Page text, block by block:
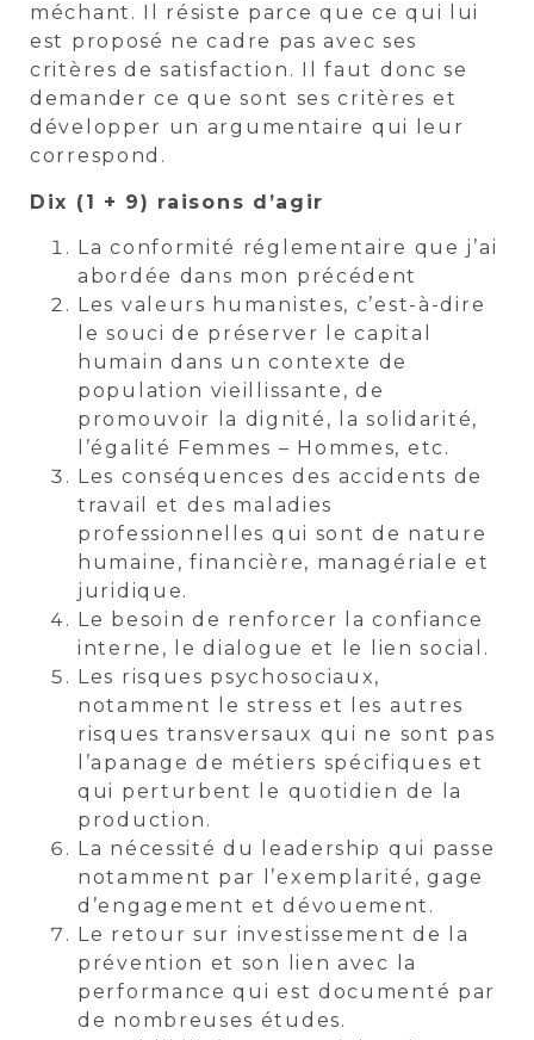
méchant. Il résiste parce que ce qui lui
est proposé ne cadre pas avec ses
critères de satisfaction. Il faut donc se
demander ce que sont ses critères et
développer un argumentaire qui leur
correspond.
Dix (1 + 9) raisons d’agir
La conformité réglementaire que j’ai
abordée dans mon précédent
Les valeurs humanistes, c’est-à-dire
le souci de préserver le capital
humain dans un contexte de
population vieillissante, de
promouvoir la dignité, la solidarité,
l’égalité Femmes – Hommes, etc.
Les conséquences des accidents de
travail et des maladies
professionnelles qui sont de nature
humaine, financière, managériale et
juridique.
Le besoin de renforcer la confiance
interne, le dialogue et le lien social.
Les risques psychosociaux,
notamment le stress et les autres
risques transversaux qui ne sont pas
l’apanage de métiers spécifiques et
qui perturbent le quotidien de la
production.
La nécessité du leadership qui passe
notamment par l’exemplarité, gage
d’engagement et dévouement.
Le retour sur investissement de la
prévention et son lien avec la
performance qui est documenté par
de nombreuses études.